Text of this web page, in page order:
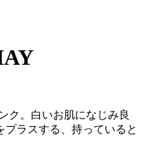
ク。白いお肌になじみ良
プラスする、持っていると